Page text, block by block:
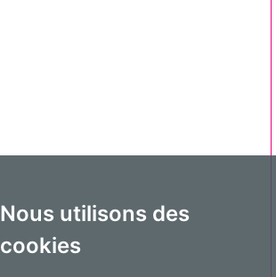
Nous utilisons des
cookies